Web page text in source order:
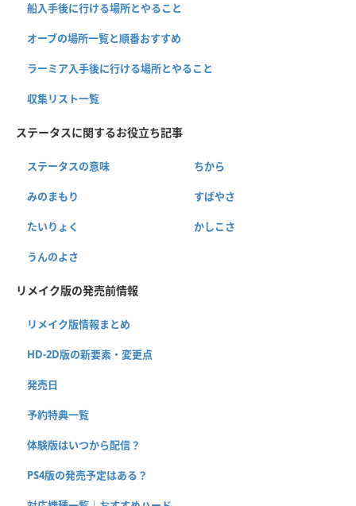
船入手後に行ける場所とやること
オーブの場所一覧と順番おすすめ
ラーミア入手後に行ける場所とやること
収集リスト一覧
ステータスに関するお役立ち記事
ステータスの意味 ちから
みのまもり すばやさ
たいりょく かしこさ
うんのよさ
リメイク版の発売前情報
リメイク版情報まとめ
HD-2D版の新要素・変更点
発売日
予約特典一覧
体験版はいつから配信？
PS4版の発売予定はある？